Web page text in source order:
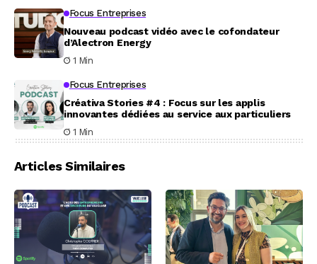
Focus Entreprises
Nouveau podcast vidéo avec le cofondateur
d’Alectron Energy
1 Min
Focus Entreprises
Créativa Stories #4 : Focus sur les applis
innovantes dédiées au service aux particuliers
1 Min
Articles Similaires